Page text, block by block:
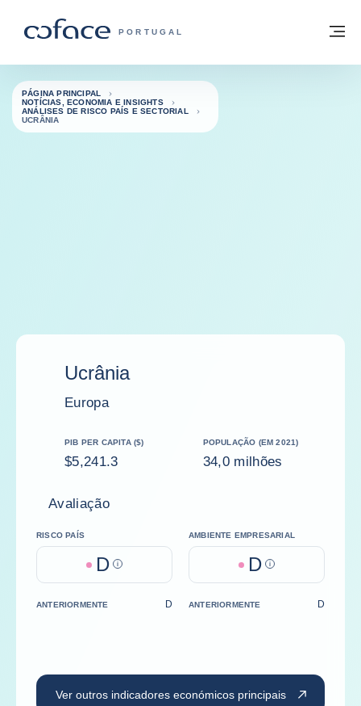
COFACE FOR TRADE - HOMEPAGE DO
PORTUGAL
Voltar à página principal
PÁGINA PRINCIPAL
NOTÍCIAS, ECONOMIA E INSIGHTS
ANÁLISES DE RISCO PAÍS E SECTORIAL
UCRÂNIA
Ucrânia
Europa
PIB PER CAPITA ($)
$5,241.3
POPULAÇÃO (EM 2021)
34,0 milhões
Avaliação
RISCO PAÍS
D Help
AMBIENTE EMPRESARIAL
D Help
ANTERIORMENTE D ANTERIORMENTE D
Ver outros indicadores económicos principais